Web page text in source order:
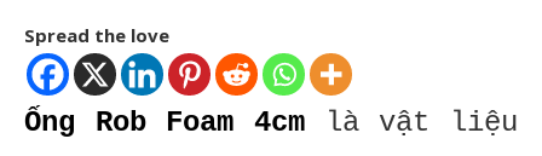
Spread the love
Ống Rob Foam 4cm là vật liệu